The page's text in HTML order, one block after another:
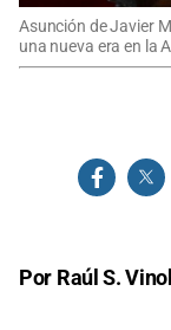
Asunción de Javier
una nueva era en la
Por Raúl S.